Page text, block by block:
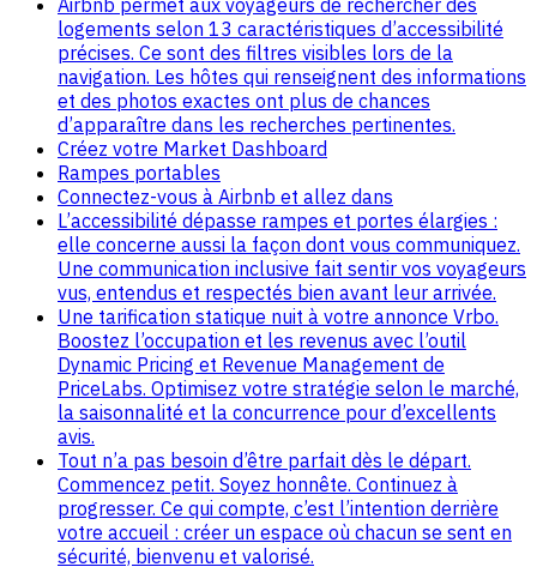
logements selon 13 caractéristiques d’accessibilité
précises. Ce sont des filtres visibles lors de la
navigation. Les hôtes qui renseignent des informations
et des photos exactes ont plus de chances
d’apparaître dans les recherches pertinentes.
Créez votre Market Dashboard
Rampes portables
Connectez-vous à Airbnb et allez dans
L’accessibilité dépasse rampes et portes élargies :
elle concerne aussi la façon dont vous communiquez.
Une communication inclusive fait sentir vos voyageurs
vus, entendus et respectés bien avant leur arrivée.
Une tarification statique nuit à votre annonce Vrbo.
Boostez l’occupation et les revenus avec l’outil
Dynamic Pricing et Revenue Management de
PriceLabs. Optimisez votre stratégie selon le marché,
la saisonnalité et la concurrence pour d’excellents
avis.
Tout n’a pas besoin d’être parfait dès le départ.
Commencez petit. Soyez honnête. Continuez à
progresser. Ce qui compte, c’est l’intention derrière
votre accueil : créer un espace où chacun se sent en
sécurité, bienvenu et valorisé.